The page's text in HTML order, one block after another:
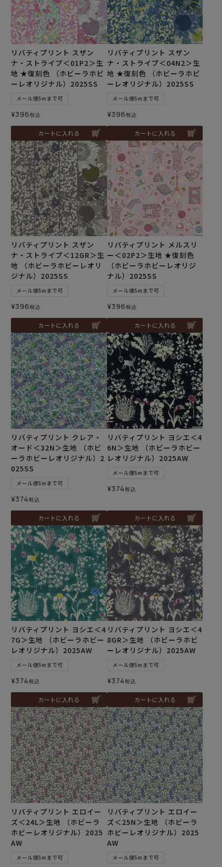
リバティプリント スザン
ナ・ストライプ＜01P2＞生
地 ★復刻色 （ホビーラホビ
ーレオリジナル）2025SS
メール便5mまで可
¥396税込
カートに入れる
リバティプリント スザン
ナ・ストライプ＜04N2＞生
地 ★復刻色 （ホビーラホビ
ーレオリジナル）2025SS
メール便5mまで可
¥396税込
カートに入れる
リバティプリント スザン
ナ・ストライプ＜12GR＞生
地 （ホビーラホビーレオリ
ジナル）2025SS
メール便5mまで可
¥396税込
カートに入れる
リバティプリント メルスリ
ー＜02P2＞生地 ★復刻色
（ホビーラホビーレオリジ
ナル）2025SS
メール便5mまで可
¥396税込
カートに入れる
リバティプリント クレア・
オード＜32N＞生地 （ホビ
ーラホビーレオリジナル）2
025SS
メール便5mまで可
¥374税込
カートに入れる
リバティプリント ヨシエ＜4
6N＞生地 （ホビーラホビー
レオリジナル）2025AW
メール便5mまで可
¥374税込
カートに入れる
リバティプリント ヨシエ＜4
7G＞生地 （ホビーラホビー
レオリジナル）2025AW
メール便5mまで可
¥374税込
カートに入れる
リバティプリント ヨシエ＜4
8GR＞生地 （ホビーラホビ
ーレオリジナル）2025AW
メール便5mまで可
¥374税込
カートに入れる
リバティプリント エロイー
ズ＜24L＞生地 （ホビーラ
ホビーレオリジナル）2025
AW
メール便5mまで可
リバティプリント エロイー
ズ＜25N＞生地 （ホビーラ
ホビーレオリジナル）2025
AW
メール便5mまで可